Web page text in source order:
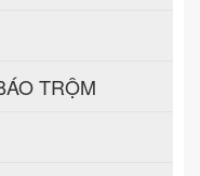
TRỘM